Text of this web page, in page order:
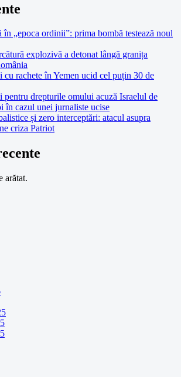
„epoca ordinii”: prima bombă testează noul
explozivă a detonat lângă granița
rachete în Yemen ucid cel puțin 30 de
pentru drepturile omului acuză Israelul de
în cazul unei jurnaliste ucise
și zero interceptări: atacul asupra
criza Patriot
arătat.